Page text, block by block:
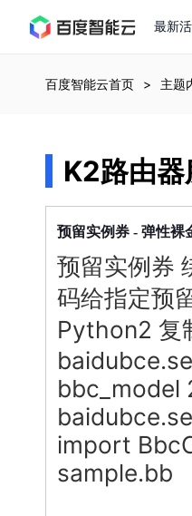
最新
查看全部活动
精选活动
免费试用体验馆
注册并完成实名认证，立即体验
人工智能热销榜
新购1元，AI能力引擎量包低至75
大模型增值服务上新
工信部教考中心大模型证书6折
进入千帆大模型平台
百度千帆
文心大模型
ERNIE 5.1
搜索能力登顶国内，预训练成
DeepSeek-V4
ERNIE 5.0-正式版
原生全模态大模型，基础能力
ERNIE 4.5 Turbo VL
百度智能云全部产品
精选推荐
百度千帆 智能应用
智能体 语音技术
图像技术 文字识别
人脸与人体 语言与知识
云计算
存储
数据库
大数据 容器
CDN与边缘
全部解决方案
精选推荐
行业解决方案
通用解决方案
解决方案实践
了解定价
价格计算器
自由搭配产品组合，轻松预估成本
文档与社区
文档
百度伐谋
数字员工-营销内容创作
数字员工-组件开放平台
云服务器BCC
语音识别
了解合作伙伴体系
关于合作伙伴
查询合作伙伴
优秀伙伴展示
精品案例展示
AI原生应用商店
特惠榜单
营销服务
行业智能
进入服务与支持
基础服务
提供常见使用问题快速解决通道
智能助手
提供常见使用问题快速解决通道
工单服务
7 × 24 小时在线提供服务
云智一体3.0
市场活动
开启「万物一体」新纪元
文心 Moment 大会
文心大模型 5.0 正式版上线
百度智能云首页 主题
K2路由
预留实例券 - 弹性裸
预留实例券
码给指定预
Python2 复
bbc_model
import
sample.bb